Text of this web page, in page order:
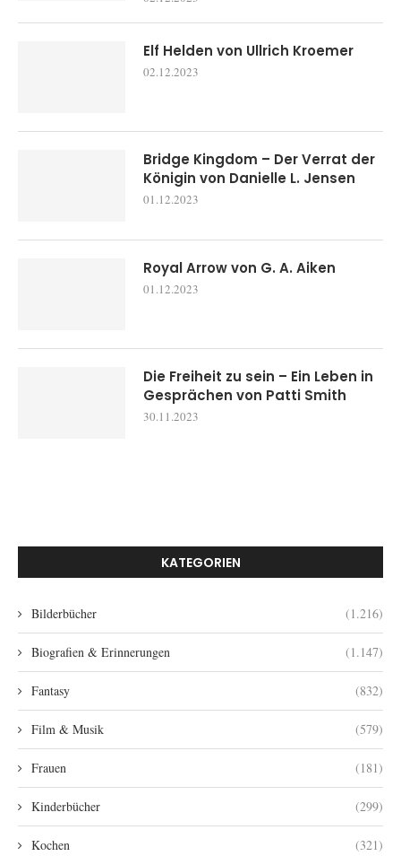
Elf Helden von Ullrich Kroemer
02.12.2023
Bridge Kingdom – Der Verrat der
Königin von Danielle L. Jensen
01.12.2023
Royal Arrow von G. A. Aiken
01.12.2023
Die Freiheit zu sein – Ein Leben in
Gesprächen von Patti Smith
30.11.2023
KATEGORIEN
Bilderbücher (1.216)
Biografien & Erinnerungen (1.147)
Fantasy (832)
Film & Musik (579)
Frauen (181)
Kinderbücher (299)
Kochen (321)